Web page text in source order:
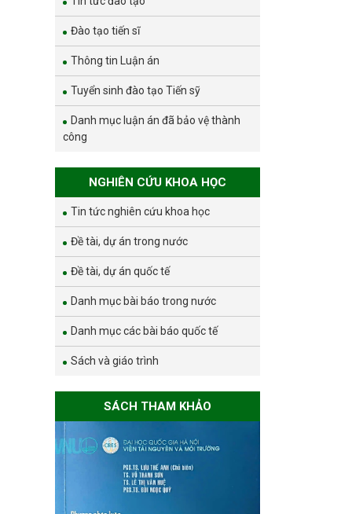
Đào tạo tiến sĩ
Thông tin Luận án
Tuyển sinh đào tạo Tiến sỹ
Danh mục luận án đã bảo vệ thành
công
NGHIÊN CỨU KHOA HỌC
Tin tức nghiên cứu khoa học
Đề tài, dự án trong nước
Đề tài, dự án quốc tế
Danh mục bài báo trong nước
Danh mục các bài báo quốc tế
Sách và giáo trình
SÁCH THAM KHẢO